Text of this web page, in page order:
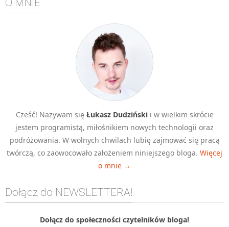
O MNIE
Cześć! Nazywam się Łukasz Dudzińskii w wielkim skrócie
jestem programistą, miłośnikiem nowych technologii oraz
podróżowania. W wolnych chwilach lubię zajmować się pracą
twórczą, co zaowocowało założeniem niniejszego bloga. Więcej
o mnie →
Dołącz do NEWSLETTERA!
Dołącz do społeczności czytelników bloga!